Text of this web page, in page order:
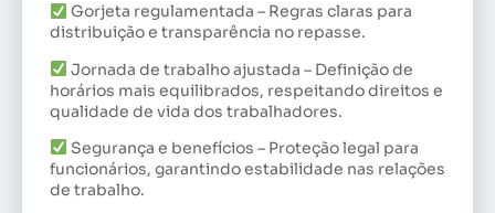
Gorjeta regulamentada – Regras claras para
distribuição e transparência no repasse.
Jornada de trabalho ajustada – Definição de
horários mais equilibrados, respeitando direitos e
qualidade de vida dos trabalhadores.
Segurança e benefícios – Proteção legal para
funcionários, garantindo estabilidade nas relações
de trabalho.